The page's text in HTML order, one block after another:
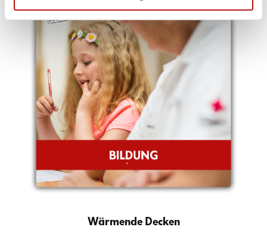
Wärmende Decken